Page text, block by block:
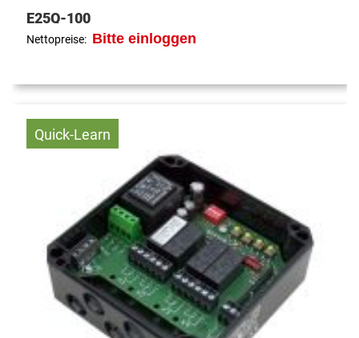
E25Q-100
Nettopreise: Bitte einloggen
Quick-Learn